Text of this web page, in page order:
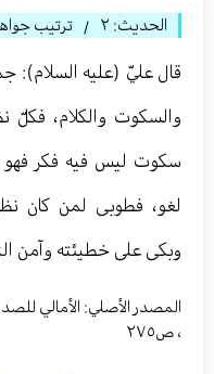
الحديث: ٢ / ترتيب
قال عليّ (عليه السلام):
والسكوت والكلام، فكلّ
سكوت ليس فيه فكر فهو
لغو، فطوبى لمن كان
وبكى على خطيئته وآمن
المصدر الأصلي: الأمالي
، ص٢٧٥